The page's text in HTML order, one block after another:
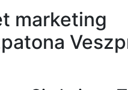
marketing